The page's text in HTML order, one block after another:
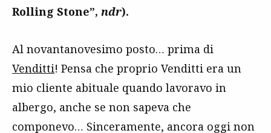
Rolling Stone”, ndr).
Al novantanovesimo posto… prima di
Venditti! Pensa che proprio Venditti era un
mio cliente abituale quando lavoravo in
albergo, anche se non sapeva che
componevo… Sinceramente, ancora oggi non